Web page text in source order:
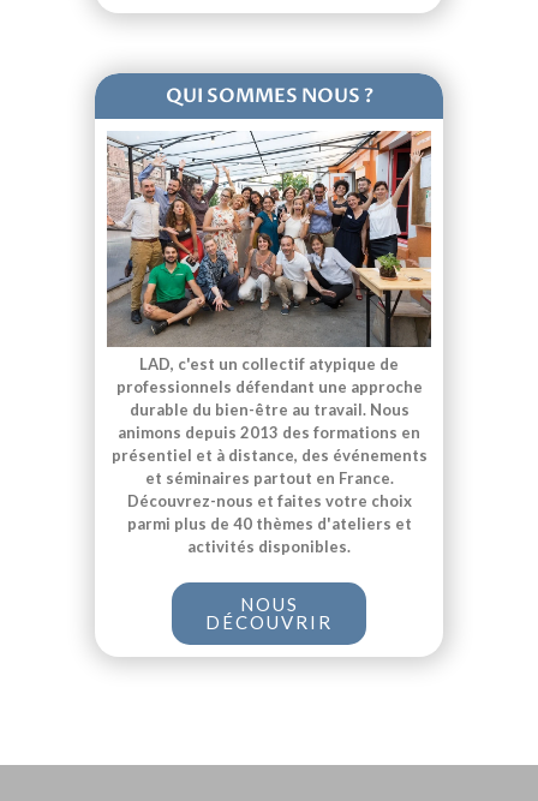
QUI SOMMES NOUS ?
LAD, c'est un collectif atypique de
professionnels défendant une approche
durable du bien-être au travail. Nous
animons depuis 2013 des formations en
présentiel et à distance, des événements
et séminaires partout en France.
Découvrez-nous et faites votre choix
parmi plus de 40 thèmes d'ateliers et
activités disponibles.
NOUS
DÉCOUVRIR